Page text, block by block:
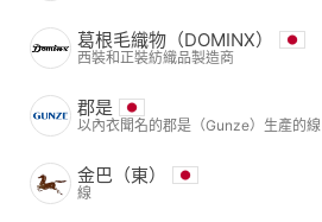
葛根毛織物（DOMINX）
西裝和正裝紡織品製造商
郡是
以內衣聞名的郡是（Gunze）生產的線
金巴（東）
線